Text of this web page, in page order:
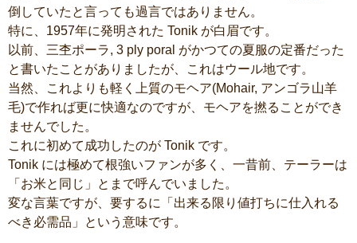
倒していたと言っても過言ではありません。
特に、1957年に発明された Tonik が白眉です。
以前、三杢ポーラ, 3 ply poral がかつての夏服の定番だった
と書いたことがありましたが、これはウール地です。
当然、これよりも軽く上質のモヘア(Mohair, アンゴラ山羊
毛)で作れば更に快適なのですが、モヘアを撚ることができ
ませんでした。
これに初めて成功したのが Tonik です。
Tonik には極めて根強いファンが多く、一昔前、テーラーは
「お米と同じ」とまで呼んでいました。
変な言葉ですが、要するに「出来る限り値打ちに仕入れる
べき必需品」という意味です。